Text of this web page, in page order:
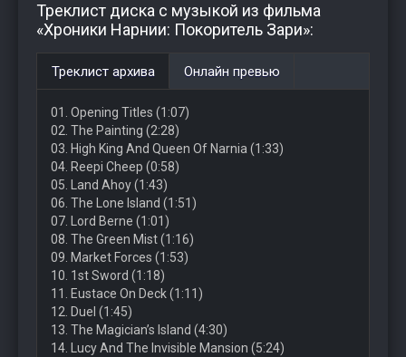
Треклист диска с музыкой из фильма
«Хроники Нарнии: Покоритель Зари»:
Треклист архива Онлайн превью
01. Opening Titles (1:07)
02. The Painting (2:28)
03. High King And Queen Of Narnia (1:33)
04. Reepi Cheep (0:58)
05. Land Ahoy (1:43)
06. The Lone Island (1:51)
07. Lord Berne (1:01)
08. The Green Mist (1:16)
09. Market Forces (1:53)
10. 1st Sword (1:18)
11. Eustace On Deck (1:11)
12. Duel (1:45)
13. The Magician’s Island (4:30)
14. Lucy And The Invisible Mansion (5:24)